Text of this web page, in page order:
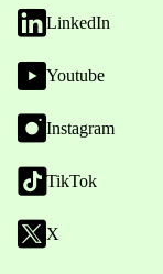
LinkedIn
Youtube
Instagram
TikTok
X